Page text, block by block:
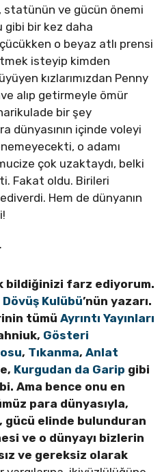
statünün ve gücün önemi
gibi bir kez daha
o beyaz atlı prensi
isteyip kimden
kızlarımızdan Penny
alıp getirmeyle ömür
bir şey
dünyasının içinde voleyi
o adamı
çok uzaktaydı, belki
Fakat oldu. Birileri
Hem de dünyanın
bildiğinizi farz ediyorum.
Dövüş Kulübü’nün yazarı.
tümü Ayrıntı Yayınları
Gösteri
, Tıkanma, Anlat
Kurgudan da Garip gibi
Ama bence onu en
para dünyasıyla,
gücü elinde bulunduran
ve o dünyayı bizlerin
ve gereksiz olarak